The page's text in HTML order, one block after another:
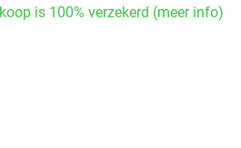
is 100% verzekerd (meer info)